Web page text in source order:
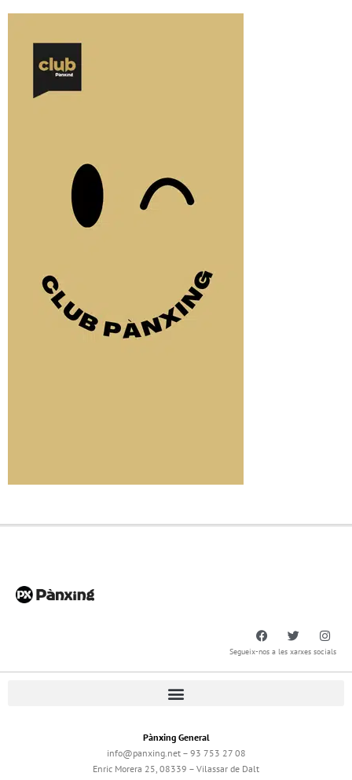
Segueix-nos a les xarxes socials
Pànxing General
info@panxing.net – 93 753 27 08
Enric Morera 25, 08339 – Vilassar de Dalt